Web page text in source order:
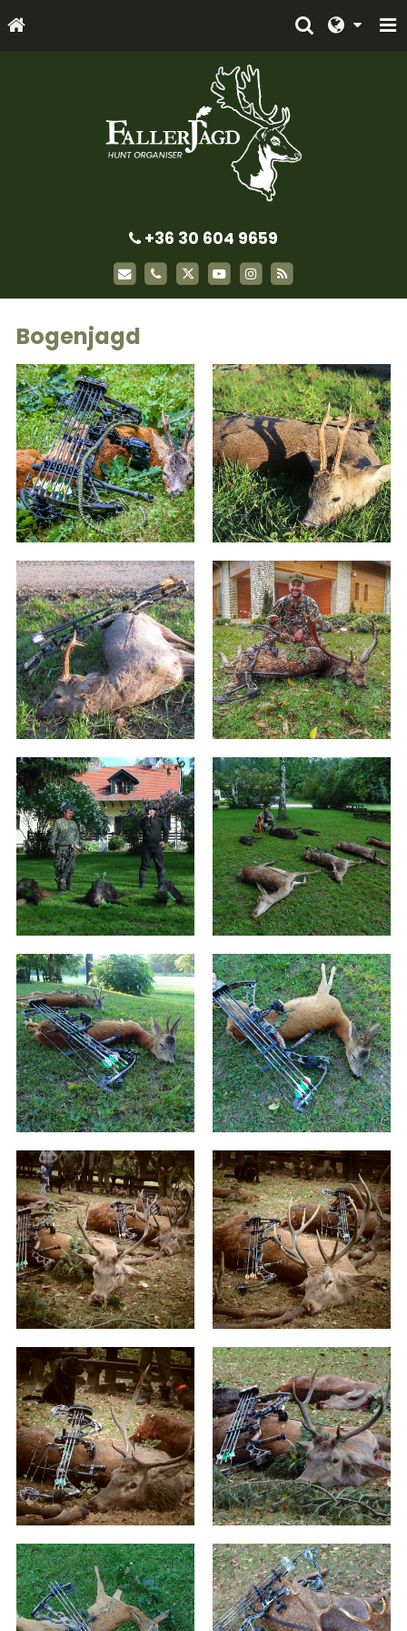
+36 30 604 9659
Bogenjagd